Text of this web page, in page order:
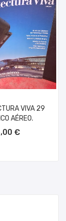
VIVA 29
AÉREO.
€